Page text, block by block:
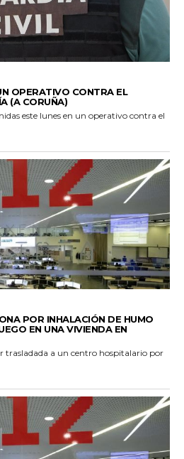
OPERATIVO CONTRA EL
(A CORUÑA)
este lunes en un operativo contra el
POR INHALACIÓN DE HUMO
EN UNA VIVIENDA EN
trasladada a un centro hospitalario por